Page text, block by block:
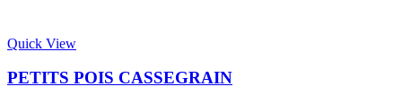
Quick View
PETITS POIS CASSEGRAIN